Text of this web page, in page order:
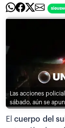
Las acciones
sábado, aún se
Elcuerpo del